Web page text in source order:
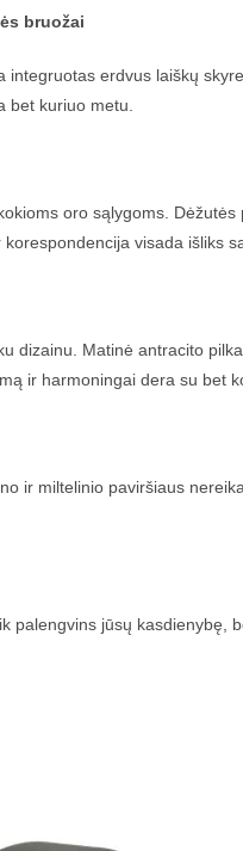
bruožai
erdvus laiškų
bet kuriuo metu.
oro sąlygoms.
visada išliks
dizainu. Matinė antracito
ir harmoningai dera su bet
ir miltelinio paviršiaus
palengvins jūsų